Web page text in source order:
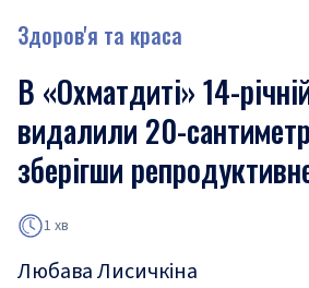
Здоров'я та краса
В «Охматдиті» 14-
видалили 20-
зберігши
1 хв
Любава Лисичкіна